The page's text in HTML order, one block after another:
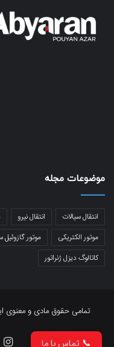
موضوعات مجله
انتقال سیالات انتقال نیرو
موتور الکتریکی
موتور گازوئیل
کاتالوگ دیزل ژنراتور
تمامی حقوق مادی و معنوی
لینکدین 📞 تماس با ما